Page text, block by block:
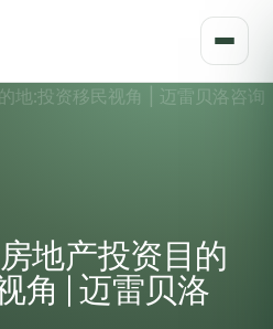
地产投资目的
角 | 迈雷贝洛